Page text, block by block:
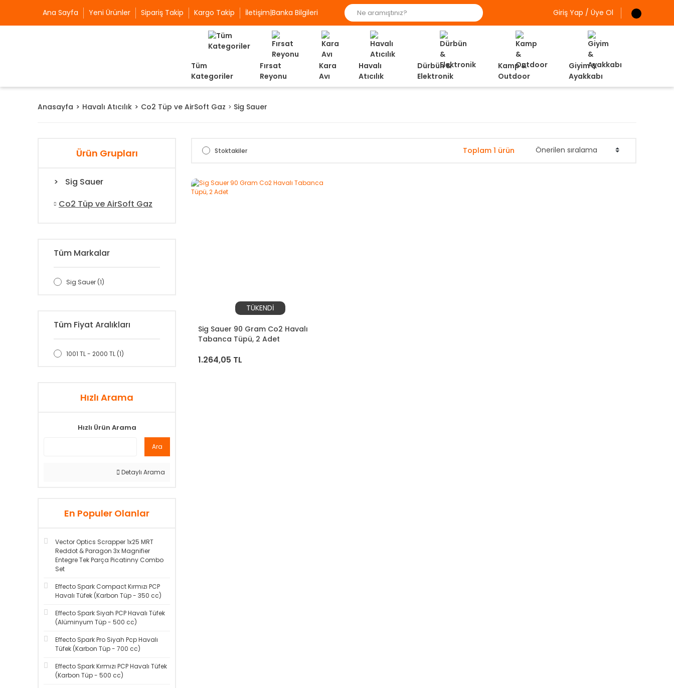
Ana Sayfa Yeni Ürünler Sipariş Takip Kargo Takip İletişim|Banka Bilgileri Giriş Yap / Üye Ol
Tüm
Kategoriler
Fırsat
Reyonu
Kara
Avı
Havalı
Atıcılık
Dürbün &
Elektronik
Kamp &
Outdoor
Giyim &
Ayakkabı
Anasayfa Havalı Atıcılık Co2 Tüp ve AirSoft Gaz Sig Sauer
Ürün Grupları
Sig Sauer
Co2 Tüp ve AirSoft Gaz
Tüm Markalar
Sig Sauer (1)
Tüm Fiyat Aralıkları
1001 TL - 2000 TL (1)
Hızlı Arama
Hızlı Ürün Arama
Ara
Detaylı Arama
En Populer Olanlar
Vector Optics Scrapper 1x25 MRT
Reddot & Paragon 3x Magnifier
Entegre Tek Parça Picatinny Combo
Set
Effecto Spark Compact Kırmızı PCP
Havalı Tüfek (Karbon Tüp - 350 cc)
Effecto Spark Siyah PCP Havalı Tüfek
(Alüminyum Tüp - 500 cc)
Effecto Spark Pro Siyah Pcp Havalı
Tüfek (Karbon Tüp - 700 cc)
Effecto Spark Kırmızı PCP Havalı Tüfek
(Karbon Tüp - 500 cc)
Stoktakiler Toplam 1 ürün
TÜKENDİ
Sig Sauer 90 Gram Co2 Havalı
Tabanca Tüpü, 2 Adet
1.264,05 TL